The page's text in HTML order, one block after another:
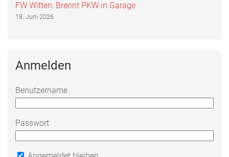
FW Witten: Brennt PKW in Garage
18. Juni 2026
Anmelden
Benutzername
Passwort